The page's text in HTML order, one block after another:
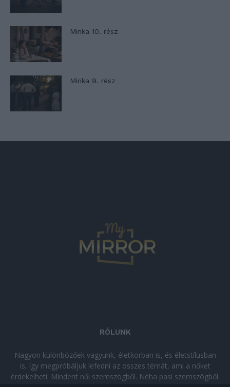
Minka 10. rész
Minka 9. rész
RÓLUNK
Nagyon különbözőek vagyunk, életkorban is, és életstílusban
is, így megpróbáljuk lefedni az összes témát, ami a nőket
érdekelheti. Mindent női szemszögből. Néha pasi szemszögből.